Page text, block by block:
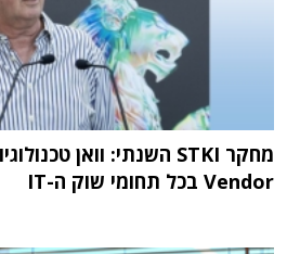
Vendor בכל תחומי שוק ה-IT